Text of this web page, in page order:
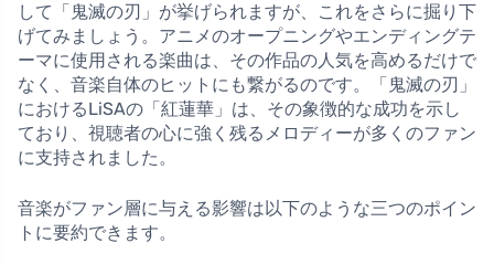
して「鬼滅の刃」が挙げられますが、これをさらに掘り下
げてみましょう。アニメのオープニングやエンディングテ
ーマに使用される楽曲は、その作品の人気を高めるだけで
なく、音楽自体のヒットにも繋がるのです。「鬼滅の刃」
におけるLiSAの「紅蓮華」は、その象徴的な成功を示し
ており、視聴者の心に強く残るメロディーが多くのファン
に支持されました。
音楽がファン層に与える影響は以下のような三つのポイン
トに要約できます。